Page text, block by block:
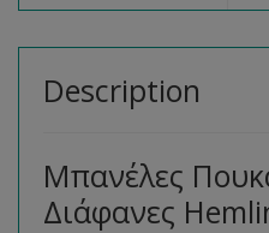
Description
Μπανέλες
Διάφανες